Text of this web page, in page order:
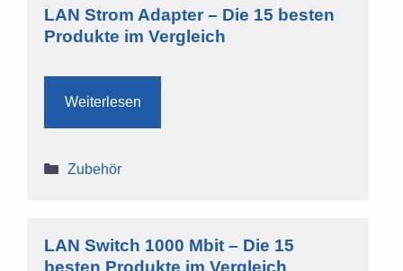
LAN Strom Adapter – Die 15 besten
Produkte im Vergleich
Weiterlesen
Kategorien
Zubehör
LAN Switch 1000 Mbit – Die 15
besten Produkte im Vergleich